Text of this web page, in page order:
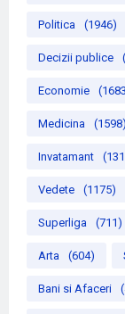
Politica (1946)
Decizii publice
Economie
Medicina (1598)
Invatamant
Vedete (1175)
Superliga (711)
Arta (604)
Bani si Afaceri